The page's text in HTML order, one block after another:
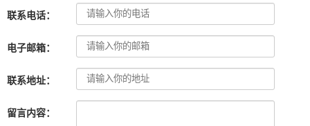
联系电话：
电子邮箱：
联系地址：
留言内容：